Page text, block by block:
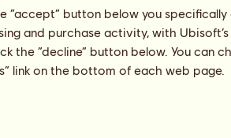
Funk
“accept” button below you
and purchase activity, with
the “decline” button below. You can
link on the bottom of each web page.